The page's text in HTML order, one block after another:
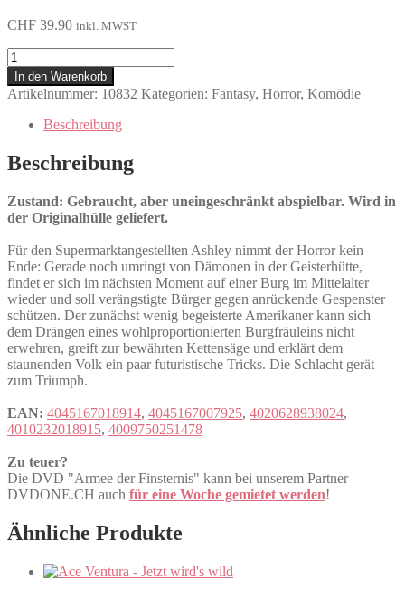
CHF 39.90 inkl. MWST
Armee
der
Finsternis
Menge
In den Warenkorb
Artikelnummer: 10832 Kategorien: Fantasy, Horror, Komödie
Beschreibung
Beschreibung
Zustand: Gebraucht, aber uneingeschränkt abspielbar. Wird in
der Originalhülle geliefert.
Für den Supermarktangestellten Ashley nimmt der Horror kein
Ende: Gerade noch umringt von Dämonen in der Geisterhütte,
findet er sich im nächsten Moment auf einer Burg im Mittelalter
wieder und soll verängstigte Bürger gegen anrückende Gespenster
schützen. Der zunächst wenig begeisterte Amerikaner kann sich
dem Drängen eines wohlproportionierten Burgfräuleins nicht
erwehren, greift zur bewährten Kettensäge und erklärt dem
staunenden Volk ein paar futuristische Tricks. Die Schlacht gerät
zum Triumph.
EAN: 4045167018914, 4045167007925, 4020628938024,
4010232018915, 4009750251478
Zu teuer?
Die DVD "Armee der Finsternis" kann bei unserem Partner
DVDONE.CH auch für eine Woche gemietet werden!
Ähnliche Produkte